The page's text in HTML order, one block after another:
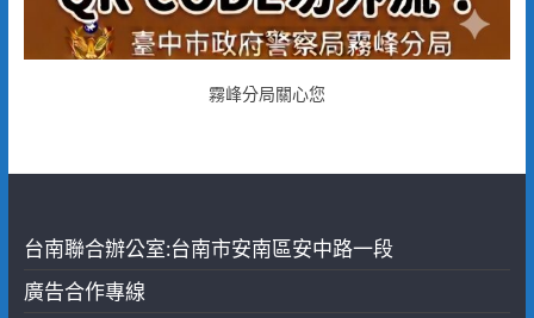
霧峰分局關心您
台南聯合辦公室:台南市安南區安中路一段
廣告合作專線